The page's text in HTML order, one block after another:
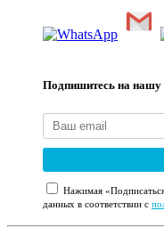
Подпишитесь на нашу
Нажимая
данных в соответствии с